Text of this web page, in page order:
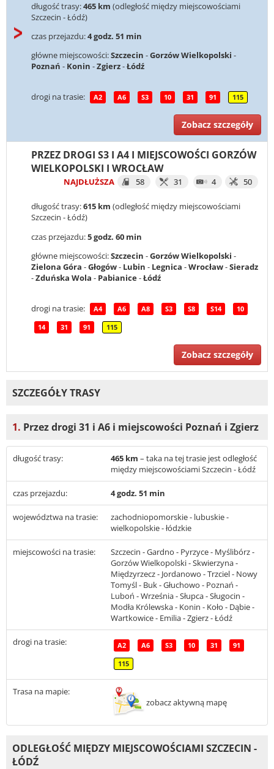
długość trasy:465 km (odległość między miejscowościami
Szczecin - Łódź)
czas przejazdu:4 godz. 51 min
główne miejscowości:Szczecin -Gorzów Wielkopolski -
Poznań - Konin -Zgierz-Łódź
drogi na trasie: A2 A6 S3 10 31 91 115
Zobacz szczegóły
PRZEZ DROGI S3 I A4 I MIEJSCOWOŚCI GORZÓW
WIELKOPOLSKI I WROCŁAW
NAJDŁUŻSZA 58 31 4 50
długość trasy:615 km (odległość między miejscowościami
Szczecin - Łódź)
czas przejazdu:5 godz. 60 min
główne miejscowości:Szczecin -Gorzów Wielkopolski -
Zielona Góra -Głogów- Lubin - Legnica -Wrocław-Sieradz
-Zduńska Wola - Pabianice-Łódź
drogi na trasie: A4 A6 A8 S3 S8 S14 10
14 31 91 115
Zobacz szczegóły
SZCZEGÓŁY TRASY
1. Przez drogi 31 i A6 i miejscowości Poznań i Zgierz
długość trasy: 465 km – taka na tej trasie jest odległość
między miejscowościami Szczecin - Łódź
czas przejazdu: 4 godz. 51 min
województwa na trasie:
zachodniopomorskie - lubuskie -
wielkopolskie - łódzkie
miejscowości na trasie:
Szczecin - Gardno - Pyrzyce - Myślibórz -
Gorzów Wielkopolski - Skwierzyna -
Międzyrzecz - Jordanowo - Trzciel - Nowy
Tomyśl - Buk - Głuchowo - Poznań -
Luboń - Września - Słupca - Sługocin -
Modła Królewska - Konin - Koło - Dąbie -
Wartkowice - Emilia - Zgierz - Łódź
drogi na trasie: A2 A6 S3 10 31 91
115
Trasa na mapie:
zobacz aktywną mapę
ODLEGŁOŚĆ MIĘDZY MIEJSCOWOŚCIAMI SZCZECIN -
ŁÓDŹ